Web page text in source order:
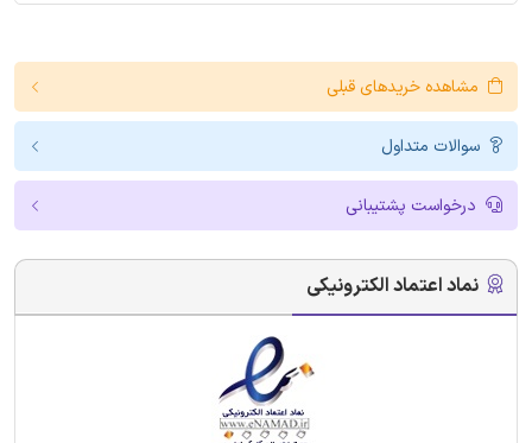
مشاهده خریدهای قبلی
سوالات متداول
درخواست پشتیبانی
نماد اعتماد الکترونیکی